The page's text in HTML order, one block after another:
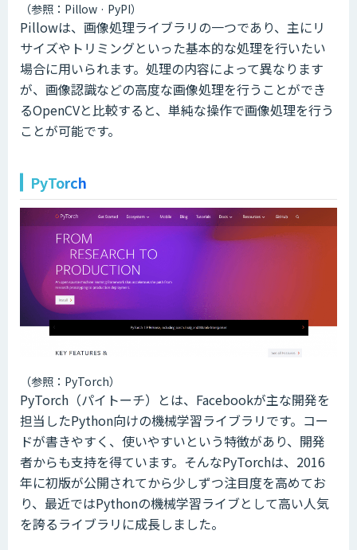
（参照：Pillow · PyPI）
Pillowは、画像処理ライブラリの一つであり、主にリ
サイズやトリミングといった基本的な処理を行いたい
場合に用いられます。処理の内容によって異なります
が、画像認識などの高度な画像処理を行うことができ
るOpenCVと比較すると、単純な操作で画像処理を行う
ことが可能です。
PyTorch
（参照：PyTorch）
PyTorch（パイトーチ）とは、Facebookが主な開発を
担当したPython向けの機械学習ライブラリです。コー
ドが書きやすく、使いやすいという特徴があり、開発
者からも支持を得ています。そんなPyTorchは、2016
年に初版が公開されてから少しずつ注目度を高めてお
り、最近ではPythonの機械学習ライブとして高い人気
を誇るライブラリに成長しました。